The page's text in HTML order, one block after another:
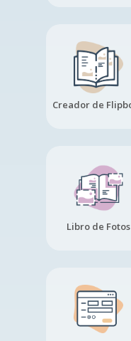
Creador de
Libro de Fotos